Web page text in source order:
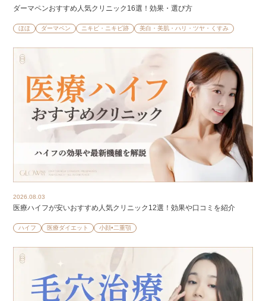
ダーマペンおすすめ人気クリニック16選！効果・選び方
ほほ ダーマペン ニキビ・ニキビ跡 美白・美肌・ハリ・ツヤ・くすみ
2026.08.03
医療ハイフが安いおすすめ人気クリニック12選！効果や口コミを紹介
ハイフ 医療ダイエット 小顔•二重顎